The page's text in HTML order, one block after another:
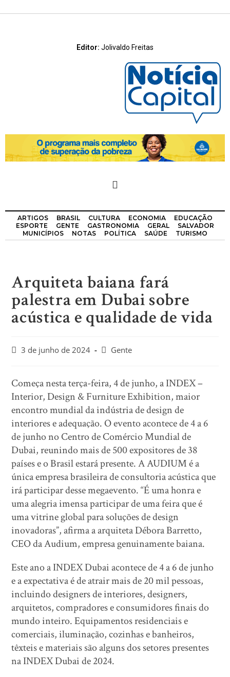
Editor: Jolivaldo Freitas
ARTIGOS BRASIL CULTURA ECONOMIA
EDUCAÇÃO
ESPORTE
GENTE GASTRONOMIA GERAL
SALVADOR
MUNICÍPIOS
NOTAS POLÍTICA SAÚDE TURISMO
Arquiteta baiana fará
palestra em Dubai sobre
acústica e qualidade de vida
3 de junho de 2024 Gente
Começa nesta terça-feira, 4 de junho, a INDEX –
Interior, Design & Furniture Exhibition, maior
encontro mundial da indústria de design de
interiores e adequação. O evento acontece de 4 a 6
de junho no Centro de Comércio Mundial de
Dubai, reunindo mais de 500 expositores de 38
países e o Brasil estará presente. A AUDIUM é a
única empresa brasileira de consultoria acústica que
irá participar desse megaevento. “É uma honra e
uma alegria imensa participar de uma feira que é
uma vitrine global para soluções de design
inovadoras”, afirma a arquiteta Débora Barretto,
CEO da Audium, empresa genuinamente baiana.
Este ano a INDEX Dubai acontece de 4 a 6 de junho
e a expectativa é de atrair mais de 20 mil pessoas,
incluindo designers de interiores, designers,
arquitetos, compradores e consumidores finais do
mundo inteiro. Equipamentos residenciais e
comerciais, iluminação, cozinhas e banheiros,
têxteis e materiais são alguns dos setores presentes
na INDEX Dubai de 2024.